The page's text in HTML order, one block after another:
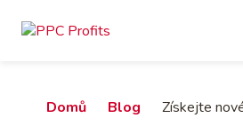
Drobečková
Domů Blog